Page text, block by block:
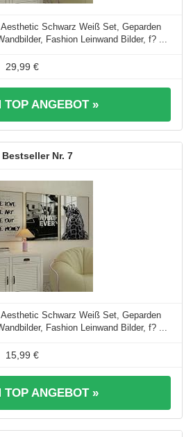
Schwarz Weiß Set, Geparden
Fashion Leinwand Bilder, f? ...
29,99 €
TOP ANGEBOT »
7
Schwarz Weiß Set, Geparden
Fashion Leinwand Bilder, f? ...
15,99 €
TOP ANGEBOT »